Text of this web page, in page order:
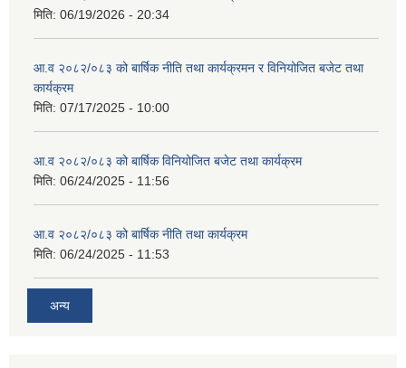
मिति: 06/19/2026 - 20:34
आ.व २०८२/०८३ को बार्षिक नीति तथा कार्यक्रमन र विनियोजित बजेट तथा
कार्यक्रम
मिति: 07/17/2025 - 10:00
आ.व २०८२/०८३ को बार्षिक विनियोजित बजेट तथा कार्यक्रम
मिति: 06/24/2025 - 11:56
आ.व २०८२/०८३ को बार्षिक नीति तथा कार्यक्रम
मिति: 06/24/2025 - 11:53
अन्य